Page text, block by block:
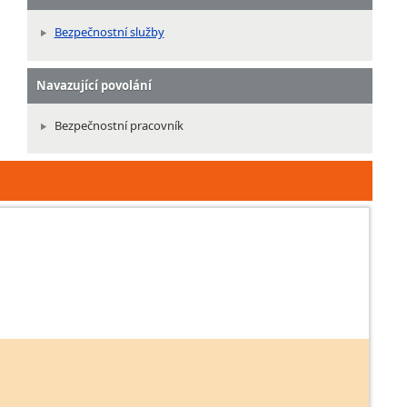
Bezpečnostní služby
Navazující povolání
Bezpečnostní pracovník